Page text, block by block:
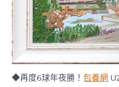
◆再度6球年夜勝！包養網